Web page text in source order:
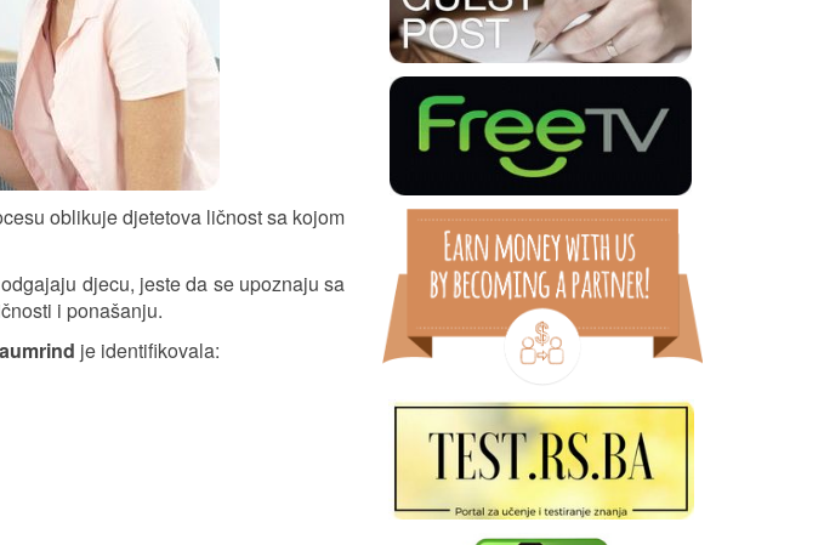
oblikuje djetetova ličnost sa kojom
djecu, jeste da se upoznaju sa
i ponašanju.
je identifikovala: